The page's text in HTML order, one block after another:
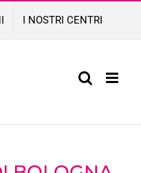
I NOSTRI CENTRI